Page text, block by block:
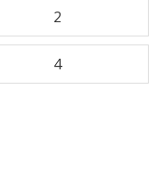
Вакансии
Отзывы о нас на Флампе
2
4